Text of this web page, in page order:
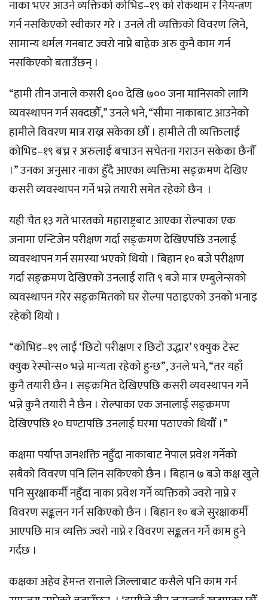
नाका भएर आउने व्यक्तिको कोभिड–१९ को रोकथाम र नियन्त्रण
गर्न नसकिएको स्वीकार गरे । उनले ती व्यक्तिको विवरण लिने,
सामान्य थर्मल गनबाट ज्वरो नाप्ने बाहेक अरु कुनै काम गर्न
नसकिएको बताउँछन् ।
“हामी तीन जनाले कसरी ६०० देखि ७०० जना मानिसको लागि
व्यवस्थापन गर्न सक्दछौँ,” उनले भने, “सीमा नाकाबाट आउनेको
हामीले विवरण मात्र राख्न सकेका छौँ । हामीले ती व्यक्तिलाई
कोभिड–१९ बच्न र अरुलाई बचाउन सचेतना गराउन सकेका छैनौँ
।” उनका अनुसार नाका हुँदै आएका व्यक्तिमा सङ्क्रमण देखिए
कसरी व्यवस्थापन गर्ने भन्ने तयारी समेत रहेको छैन ।
यही चैत १३ गते भारतको महाराष्ट्रबाट आएका रोल्पाका एक
जनामा एन्टिजेन परीक्षण गर्दा सङ्क्रमण देखिएपछि उनलाई
व्यवस्थापन गर्न समस्या भएको थियो । बिहान १० बजे परीक्षण
गर्दा सङ्क्रमण देखिएको उनलाई राति ९ बजे मात्र एम्बुलेन्सको
व्यवस्थापन गरेर सङ्क्रमितको घर रोल्पा पठाइएको उनको भनाइ
रहेको थियो ।
“कोभिड–१९ लाई ‘छिटो परीक्षण र छिटो उद्धार’ ९क्युक टेस्ट
क्युक रेस्पोन्स० भन्ने मान्यता रहेको हुन्छ”, उनले भने, “तर यहाँ
कुनै तयारी छैन । सङ्क्रमित देखिएपछि कसरी व्यवस्थापन गर्ने
भन्ने कुनै तयारी नै छैन । रोल्पाका एक जनालाई सङ्क्रमण
देखिएपछि १० घण्टापछि उनलाई घरमा पठाएको थियौँ ।”
कक्षमा पर्याप्त जनशक्ति नहुँदा नाकाबाट नेपाल प्रवेश गर्नेको
सबैको विवरण पनि लिन सकिएको छैन । बिहान ७ बजे कक्ष खुले
पनि सुरक्षाकर्मी नहुँदा नाका प्रवेश गर्ने व्यक्तिको ज्वरो नाप्ने र
विवरण सङ्कलन गर्न सकिएको छैन । बिहान १० बजे सुरक्षाकर्मी
आएपछि मात्र व्यक्ति ज्वरो नाप्ने र विवरण सङ्कलन गर्ने काम हुने
गर्दछ ।
कक्षका अहेव हेमन्त रानाले जिल्लाबाट कसैले पनि काम गर्न